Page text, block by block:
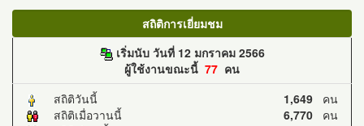
สถิติการเยี่ยมชม
เริ่มนับ วันที่ 12 มกราคม 2566
ผู้ใช้งานขณะนี้ 77 คน
สถิติวันนี้
1,649 คน
สถิติเมื่อวานนี้
6,770 คน